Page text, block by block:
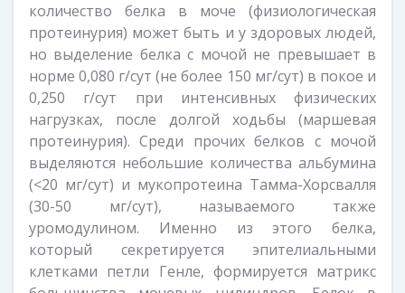
количество белка в моче (физиологическая
протеинурия) может быть и у здоровых людей,
но выделение белка с мочой не превышает в
норме 0,080 г/сут (не более 150 мг/сут) в покое и
0,250 г/сут при интенсивных физических
нагрузках, после долгой ходьбы (маршевая
протеинурия). Среди прочих белков с мочой
выделяются небольшие количества альбумина
(<20 мг/сут) и мукопротеина Тамма-Хорсвалля
(30-50 мг/сут), называемого также
уромодулином. Именно из этого белка,
который секретируется эпителиальными
клетками петли Генле, формируется матрикс